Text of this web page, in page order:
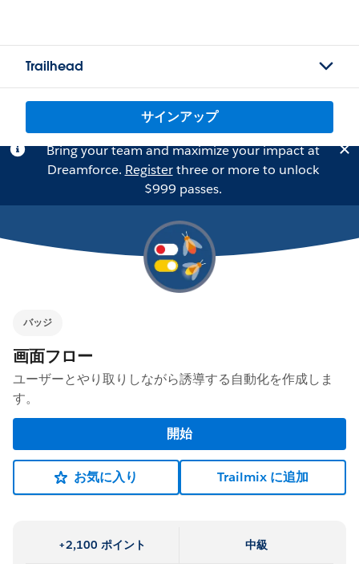
Trailhead
サインアップ
Bring your team and maximize your impact at
Dreamforce. Registerthree or more to unlock
$999 passes.
バッジ
画面フロー
ユーザーとやり取りしながら誘導する自動化を作成しま
す。
開始
お気に入り Trailmix に追加
+2,100 ポイント 中級